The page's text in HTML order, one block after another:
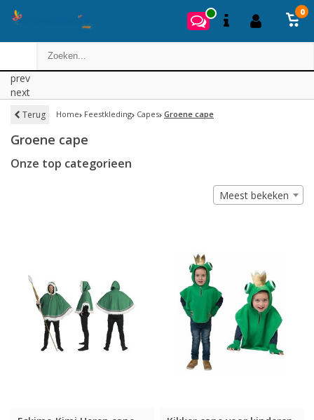
0
prev
next
Terug Home Feestkleding Capes Groene cape
Groene cape
Onze top categorieen
Meest bekeken